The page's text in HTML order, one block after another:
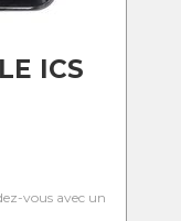
ICS
vous avec un